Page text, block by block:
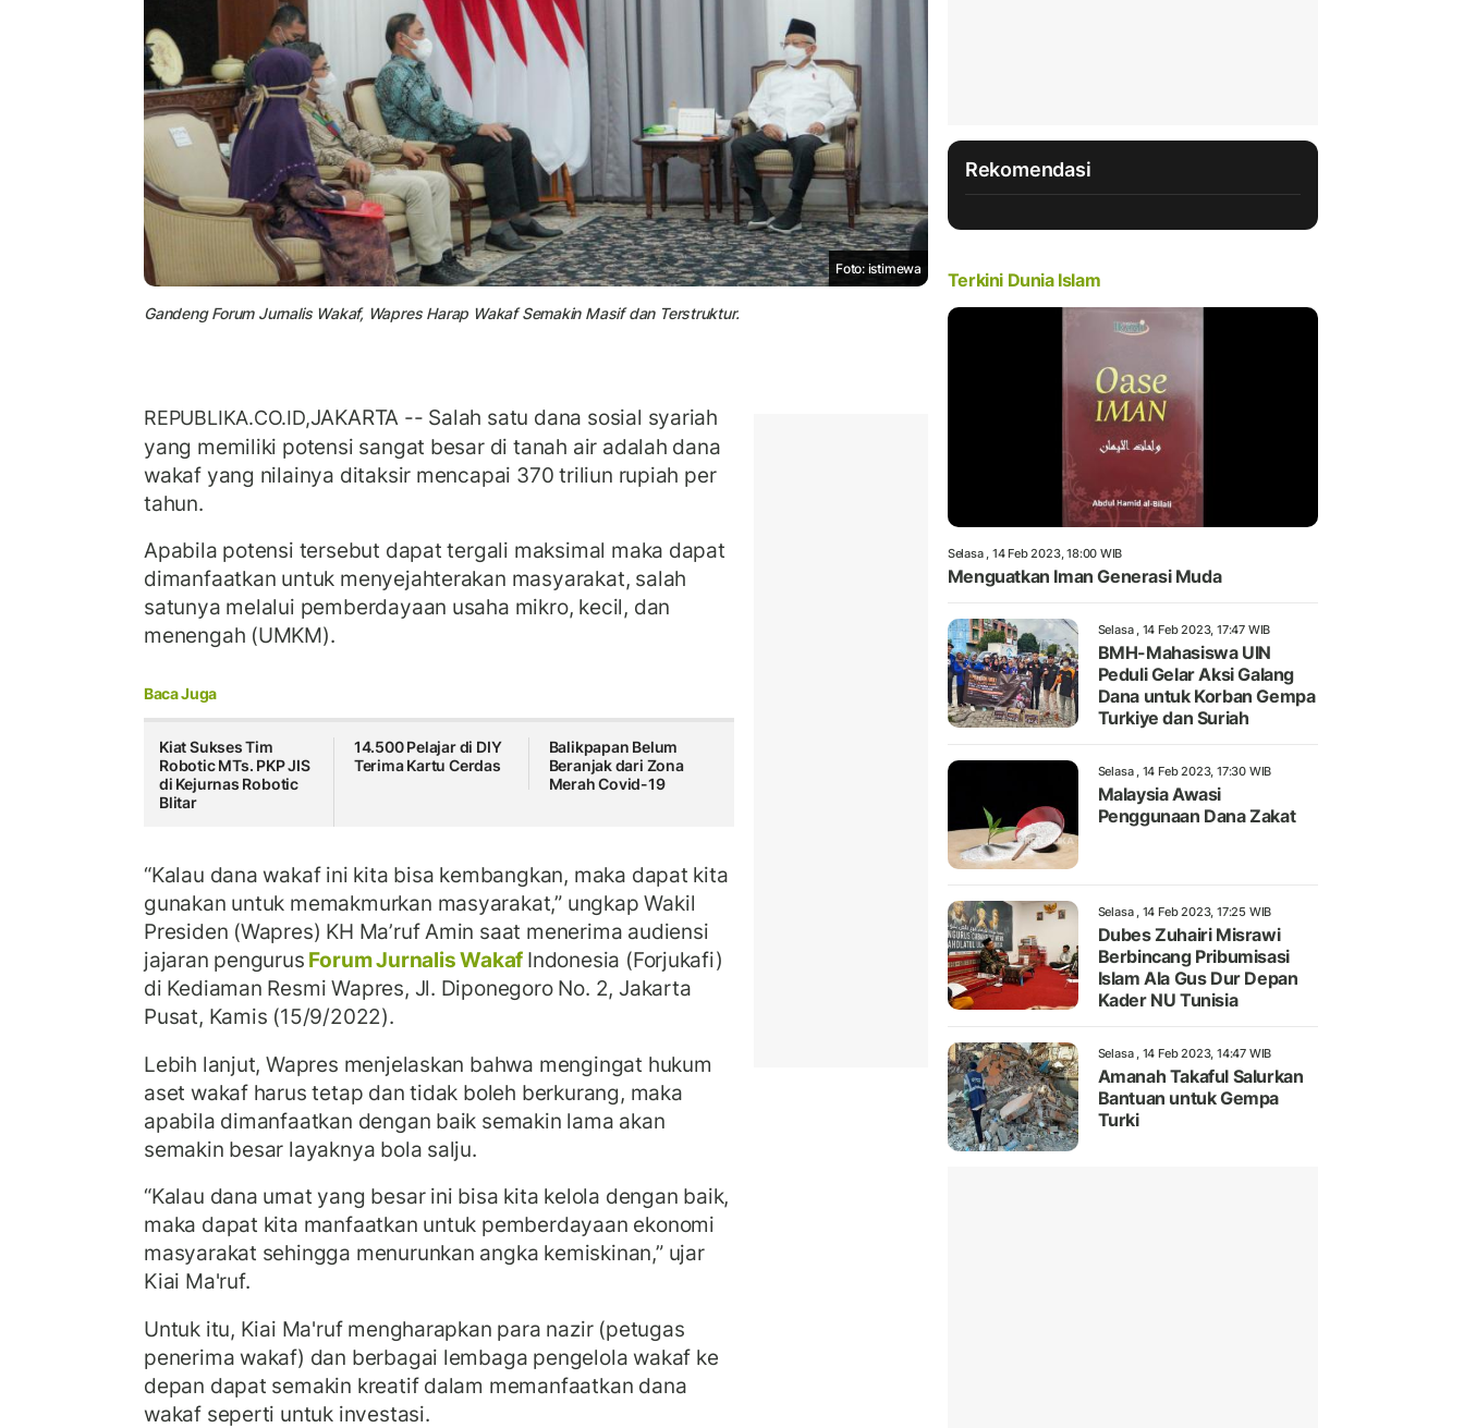
Foto: istimewa
Gandeng Forum Jurnalis Wakaf, Wapres Harap Wakaf Semakin Masif dan Terstruktur.
REPUBLIKA.CO.ID,JAKARTA -- Salah satu dana sosial syariah
yang memiliki potensi sangat besar di tanah air adalah dana
wakaf yang nilainya ditaksir mencapai 370 triliun rupiah per
tahun.
Apabila potensi tersebut dapat tergali maksimal maka dapat
dimanfaatkan untuk menyejahterakan masyarakat, salah
satunya melalui pemberdayaan usaha mikro, kecil, dan
menengah (UMKM).
Baca Juga
Kiat Sukses Tim
Robotic MTs. PKP JIS
di Kejurnas Robotic
Blitar
14.500 Pelajar di DIY
Terima Kartu Cerdas
Balikpapan Belum
Beranjak dari Zona
Merah Covid-19
“Kalau dana wakaf ini kita bisa kembangkan, maka dapat kita
gunakan untuk memakmurkan masyarakat,” ungkap Wakil
Presiden (Wapres) KH Ma’ruf Amin saat menerima audiensi
jajaran pengurus Forum Jurnalis Wakaf Indonesia (Forjukafi)
di Kediaman Resmi Wapres, Jl. Diponegoro No. 2, Jakarta
Pusat, Kamis (15/9/2022).
Lebih lanjut, Wapres menjelaskan bahwa mengingat hukum
aset wakaf harus tetap dan tidak boleh berkurang, maka
apabila dimanfaatkan dengan baik semakin lama akan
semakin besar layaknya bola salju.
“Kalau dana umat yang besar ini bisa kita kelola dengan baik,
maka dapat kita manfaatkan untuk pemberdayaan ekonomi
masyarakat sehingga menurunkan angka kemiskinan,” ujar
Kiai Ma'ruf.
Untuk itu, Kiai Ma'ruf mengharapkan para nazir (petugas
penerima wakaf) dan berbagai lembaga pengelola wakaf ke
depan dapat semakin kreatif dalam memanfaatkan dana
wakaf seperti untuk investasi.
Rekomendasi
Terkini Dunia Islam
Selasa , 14 Feb 2023, 18:00 WIB
Menguatkan Iman Generasi Muda
Selasa , 14 Feb 2023, 17:47 WIB
BMH-Mahasiswa UIN
Peduli Gelar Aksi Galang
Dana untuk Korban Gempa
Turkiye dan Suriah
Selasa , 14 Feb 2023, 17:30 WIB
Malaysia Awasi
Penggunaan Dana Zakat
Selasa , 14 Feb 2023, 17:25 WIB
Dubes Zuhairi Misrawi
Berbincang Pribumisasi
Islam Ala Gus Dur Depan
Kader NU Tunisia
Selasa , 14 Feb 2023, 14:47 WIB
Amanah Takaful Salurkan
Bantuan untuk Gempa
Turki